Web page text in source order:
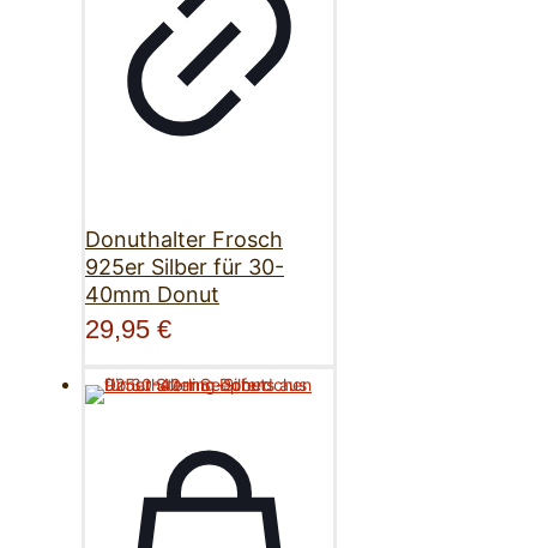
Donuthalter Frosch
925er Silber für 30-
40mm Donut
29,95 €